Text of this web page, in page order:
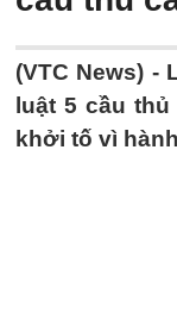
(VTC News) -
luật 5 cầu
khởi tố vì